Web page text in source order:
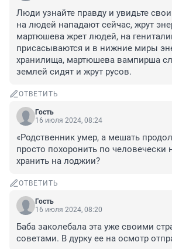
Люди узнайте правду и увидьте
на людей нападают сейчас, жрут
мартюшева жрет людей, на
присасываются и в нижние миры
хранилища, мартюшева вампирша
землей сидят и жрут русов.
ОТВЕТИТЬ
Гость
16 июля 2024, 08:24
«Родственник умер, а мешать
просто похоронить по человечески
хранить на лоджии?
ОТВЕТИТЬ
Гость
16 июля 2024, 08:20
Баба заколебала эта уже своими
советами. В дурку ее на осмотр